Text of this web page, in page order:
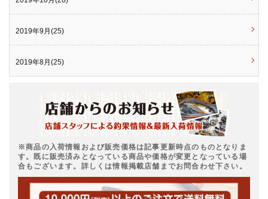
2019年9月(25)
2019年8月(25)
※商品の入荷情報および販売価格は記事更新時点のものとなりま
す。既に販売済みとなっている商品や価格が変更となっている場
合もございます。詳しくは情報掲載店舗までお問合わせ下さい。